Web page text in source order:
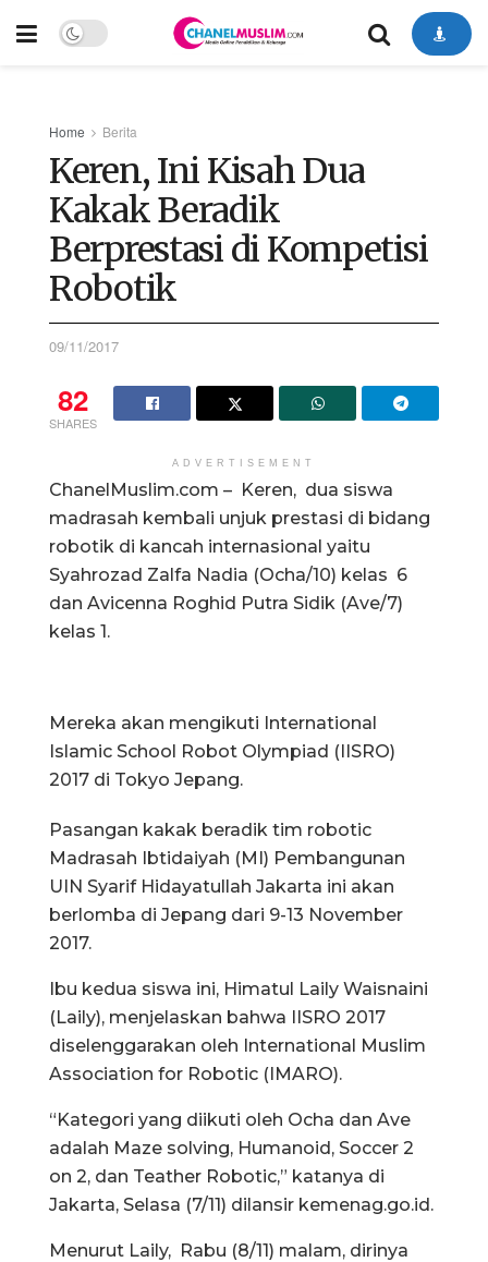
Home Berita
Keren, Ini Kisah Dua
Kakak Beradik
Berprestasi di Kompetisi
Robotik
09/11/2017
82
SHARES
ADVERTISEMENT
ChanelMuslim.com – Keren, dua siswa
madrasah kembali unjuk prestasi di bidang
robotik di kancah internasional yaitu
Syahrozad Zalfa Nadia (Ocha/10) kelas 6
dan Avicenna Roghid Putra Sidik (Ave/7)
kelas 1.
Mereka akan mengikuti International
Islamic School Robot Olympiad (IISRO)
2017 di Tokyo Jepang.
Pasangan kakak beradik tim robotic
Madrasah Ibtidaiyah (MI) Pembangunan
UIN Syarif Hidayatullah Jakarta ini akan
berlomba di Jepang dari 9-13 November
2017.
Ibu kedua siswa ini, Himatul Laily Waisnaini
(Laily), menjelaskan bahwa IISRO 2017
diselenggarakan oleh International Muslim
Association for Robotic (IMARO).
“Kategori yang diikuti oleh Ocha dan Ave
adalah Maze solving, Humanoid, Soccer 2
on 2, dan Teather Robotic,” katanya di
Jakarta, Selasa (7/11) dilansir kemenag.go.id.
Menurut Laily, Rabu (8/11) malam, dirinya